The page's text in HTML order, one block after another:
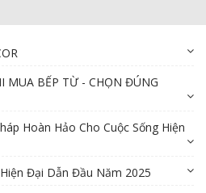
MUA BẾP TỪ - CHỌN ĐÚNG
Hoàn Hảo Cho Cuộc Sống Hiện
Đại Dẫn Đầu Năm 2025